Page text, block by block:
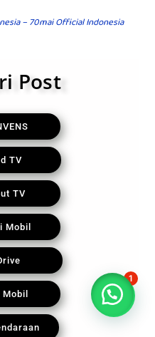
– 70mai Official Indonesia
Post
TV
TV
Mobil
Mobil
1